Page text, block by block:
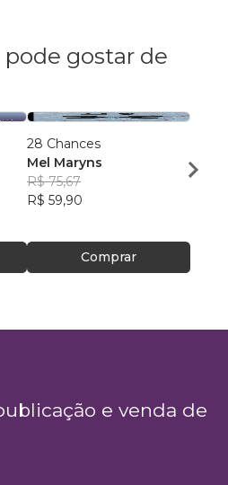
gostar de
28 Chances
Mel Maryns
R$ 75,67
R$ 59,90
Comprar
R$
e venda de